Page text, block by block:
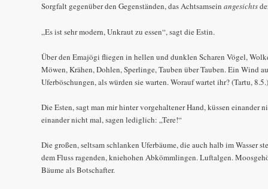
Sorgfalt gegenüber den Gegenständen, das Achtsamsein angesichts
„Es ist sehr modern, Unkraut zu essen“, sagt die Estin.
Über den Emajögi fliegen in hellen und dunklen Scharen Vögel,
Möwen, Krähen, Dohlen, Sperlinge, Tauben über Tauben. Ein Wind
Uferböschungen, als würden sie warten. Worauf wartet ihr? (Tartu, 8.5.)
Die Esten, sagt man mir hinter vorgehaltener Hand, küssen einander
einander nicht mal, sagen lediglich: „Tere!“
Die großen, seltsam schlanken Uferbäume, die auch halb im Wasser
dem Fluss ragenden, kniehohen Abkömmlingen. Luftalgen.
Bäume als Botschafter.